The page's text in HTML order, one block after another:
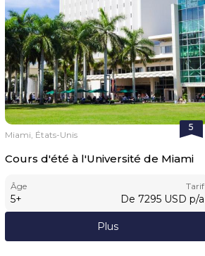
5
Miami, États-Unis
Cours d'été à l'Université de Miami
Âge
5+
Tarif
De 7295 USD p/a
Plus